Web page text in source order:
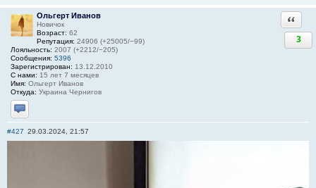
Ольгерт Иванов
Новичок
Возраст: 62
Репутация: 24906 (+25005/−99)
Лояльность: 2007 (+2212/−205)
Сообщения: 5396
Зарегистрирован: 13.12.2010
С нами: 15 лет 7 месяцев
Имя: Ольгерт Иванов
Откуда: Украина Чернигов
Отправить личное сообщение
3
#427 29.03.2024, 21:57